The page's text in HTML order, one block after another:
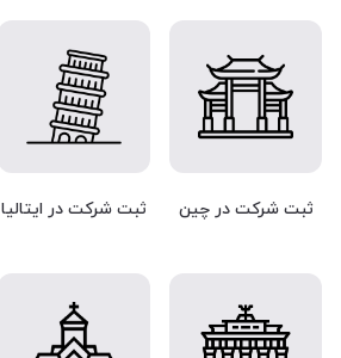
ثبت شرکت در چین ثبت شرکت در ایتالیا